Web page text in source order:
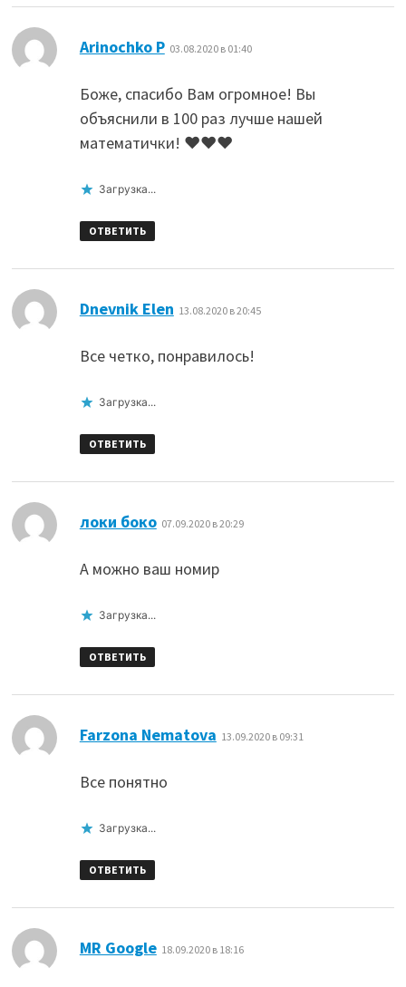
Arinochko P: 03.08.2020 в 01:40
Боже, спасибо Bам огромное! Вы
объяснили в 100 раз лучше нашей
математички! ❤️❤️❤️
Загрузка...
ОТВЕТИТЬ
Dnevnik Elen 13.08.2020 в 20:45
Все четко, понравилось!
Загрузка...
ОТВЕТИТЬ
локи боко: 07.09.2020 в 20:29
А можно ваш номир
Загрузка...
ОТВЕТИТЬ
Farzona Nematova 13.09.2020 в 09:31
Все понятно
Загрузка...
ОТВЕТИТЬ
MR Google: 18.09.2020 в 18:16